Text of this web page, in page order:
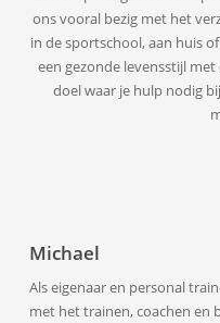
ons vooral bezig met het
in de sportschool, aan huis
een gezonde levensstijl
doel waar je hulp nodig
Michael
Als eigenaar en personal
met het trainen, coachen en